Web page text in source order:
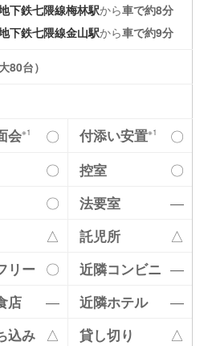
下鉄七隈線梅林駅から車で約8分
下鉄七隈線金山駅から車で約9分
80台）
会※1 〇 付添い安置※1
〇
〇 控室
〇
〇 法要室
―
△ 託児所
△
リー 〇 近隣コンビニ ―
店
― 近隣ホテル
―
込み
△ 貸し切り
△